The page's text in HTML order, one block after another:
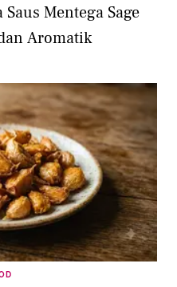
Mentega Sage
Aromatik